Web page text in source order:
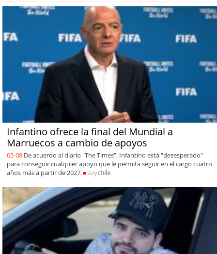
Infantino ofrece la final del Mundial a
Marruecos a cambio de apoyos
05-08 De acuerdo al diario "The Times", Infantino está "desesperado"
para conseguir cualquier apoyo que le permita seguir en el cargo cuatro
años más a partir de 2027.
soychile